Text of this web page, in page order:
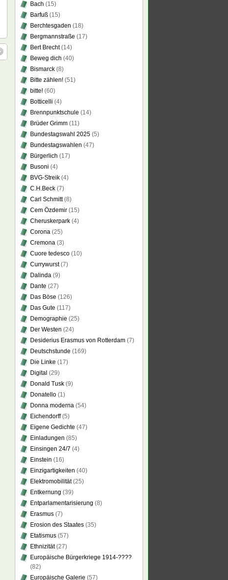
Bach (15)
Barfuß (15)
Berchtesgaden (18)
Bergmannstraße (17)
Bert Brecht(14)
Beweg dich (40)
Bismarck (8)
Bitte zählen! (51)
bitte! (60)
Botticelli (4)
Brennpunktschule (14)
Brüder Grimm (11)
Bundestagswahl 2025 (5)
Bundestagswahlen (47)
Bürgerlich (17)
Busoni (4)
BVG-Streik (4)
C.H.Beck (7)
Carl Schmitt(8)
Cem Özdemir (15)
Cheruskerpark (4)
Corona (25)
Cremona (3)
Cuore tedesco (10)
Currywurst(7)
Dalinda (9)
Dante (27)
Das Böse (126)
Das Gute (117)
Demographie (25)
Der Westen (24)
Desiderius Erasmus von Rotterdam (7)
Deutschstunde (169)
Die Linke (17)
Digital (29)
Donald Tusk (9)
Donatello (1)
Donna moderna (54)
Eichendorff(5)
Eigene Gedichte (47)
Einladungen (85)
Einsingen 24/7 (4)
Einstein (16)
Einzigartigkeiten (40)
Elektromobilität(25)
Entkernung (39)
Entparlamentarisierung (8)
Erasmus (7)
Erosion des Staates (35)
Etatismus (57)
Ethnizität(27)
Europäische Bürgerkriege 1914-????
(82)
Europäische Galerie (57)